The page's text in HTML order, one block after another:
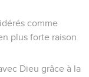
comme
plus forte raison
Dieu grâce à la